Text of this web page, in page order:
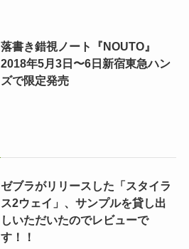
落書き錯視ノート『NOUTO』
2018年5月3日〜6日新宿東急ハン
ズで限定発売
ゼブラがリリースした「スタイラ
ス2ウェイ」、サンプルを貸し出
しいただいたのでレビューで
す！！